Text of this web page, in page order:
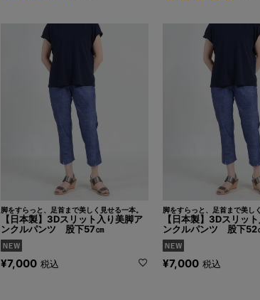
脚をすらっと、足首まで美しく見せる一本。
【日本製】3Dスリット入り美脚ア
ンクルパンツ 股下57㎝
¥7,000 税込
脚をすらっと、足首まで美し
【日本製】3Dスリッ
ンクルパンツ 股下52
¥7,000 税込